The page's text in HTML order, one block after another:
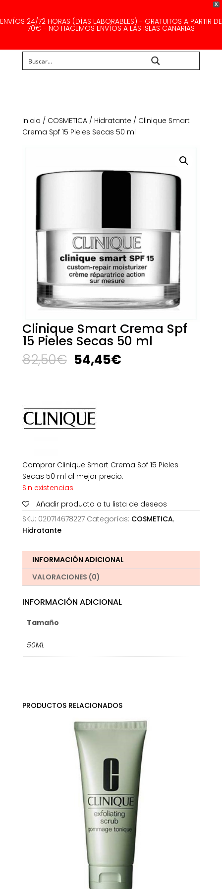
X
ENVÍOS 24/72 HORAS (DÍAS LABORABLES) - GRATUITOS A PARTIR DE
70€ - NO HACEMOS ENVÍOS A LAS ISLAS CANARIAS
Inicio / COSMETICA/ Hidratante / Clinique Smart
Crema Spf 15 Pieles Secas 50 ml
Clinique Smart Crema Spf
15 Pieles Secas 50 ml
82,50€ El
precio
82,50€.
54,45€El
Comprar Clinique Smart Crema Spf 15 Pieles
Secas 50 ml al mejor precio.
Sin existencias
Añadir producto a tu lista de deseos
SKU: 020714678227 Categorías: COSMETICA,
Hidratante
INFORMACIÓN ADICIONAL
VALORACIONES (0)
INFORMACIÓN ADICIONAL
Tamaño
50ML
PRODUCTOS RELACIONADOS